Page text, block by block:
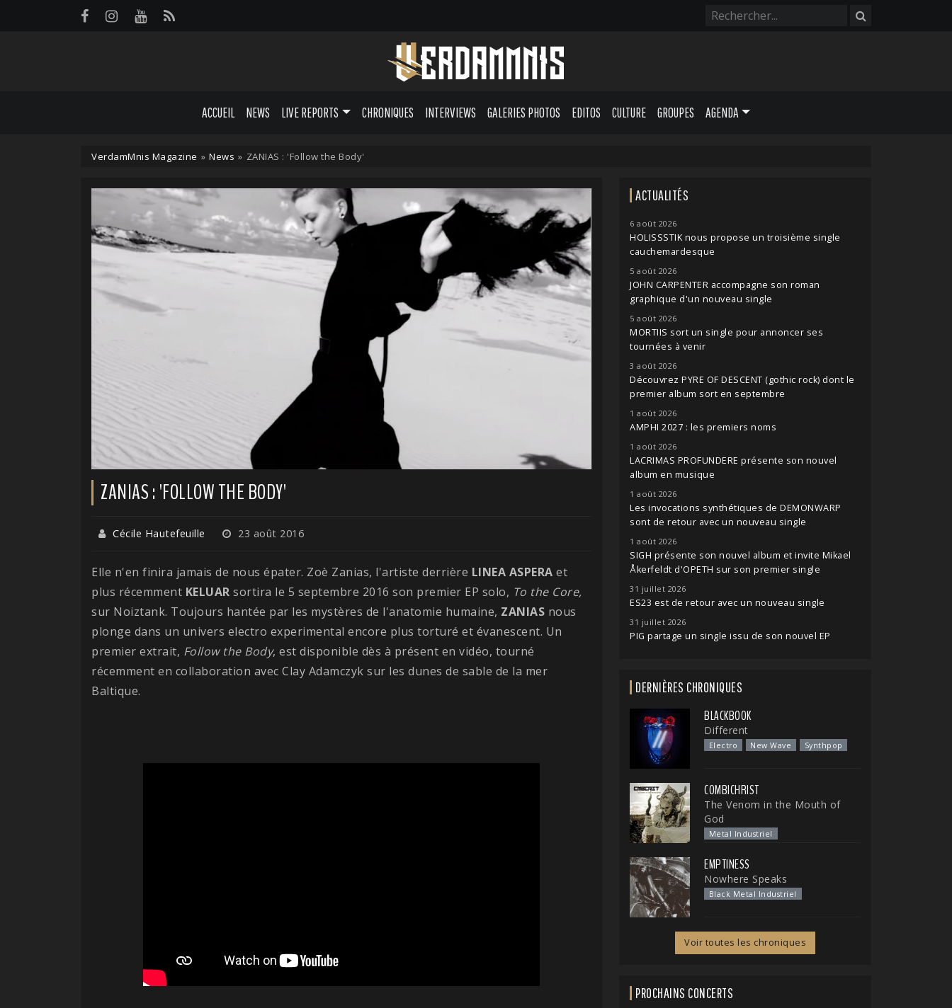
ACCUEIL NEWS LIVE REPORTS CHRONIQUES INTERVIEWS GALERIES PHOTOS EDITOS CULTURE GROUPES AGENDA
VerdamMnis Magazine » News » ZANIAS : 'Follow the Body'
ZANIAS : 'FOLLOW THE BODY'
Cécile Hautefeuille 23 août 2016
Elle n'en finira jamais de nous épater. Zoè Zanias, l'artiste derrière LINEA ASPERA et
plus récemment KELUAR sortira le 5 septembre 2016 son premier EP solo, To the Core,
sur Noiztank. Toujours hantée par les mystères de l'anatomie humaine, ZANIAS nous
plonge dans un univers electro experimental encore plus torturé et évanescent. Un
premier extrait, Follow the Body, est disponible dès à présent en vidéo, tourné
récemment en collaboration avec Clay Adamczyk sur les dunes de sable de la mer
Baltique.
ACTUALITÉS
6 août 2026
HOLISSSTIK nous propose un troisième single
cauchemardesque
5 août 2026
JOHN CARPENTER accompagne son roman
graphique d'un nouveau single
5 août 2026
MORTIIS sort un single pour annoncer ses
tournées à venir
3 août 2026
Découvrez PYRE OF DESCENT (gothic rock) dont le
premier album sort en septembre
1 août 2026
AMPHI 2027 : les premiers noms
1 août 2026
LACRIMAS PROFUNDERE présente son nouvel
album en musique
1 août 2026
Les invocations synthétiques de DEMONWARP
sont de retour avec un nouveau single
1 août 2026
SIGH présente son nouvel album et invite Mikael
Åkerfeldt d'OPETH sur son premier single
31 juillet 2026
ES23 est de retour avec un nouveau single
31 juillet 2026
PIG partage un single issu de son nouvel EP
DERNIÈRES CHRONIQUES
BLACKBOOK
Different
Electro New Wave Synthpop
COMBICHRIST
The Venom in the Mouth of
God
Metal Industriel
EMPTINESS
Nowhere Speaks
Black Metal Industriel
Voir toutes les chroniques
PROCHAINS CONCERTS
Panneau de gestion des cookies